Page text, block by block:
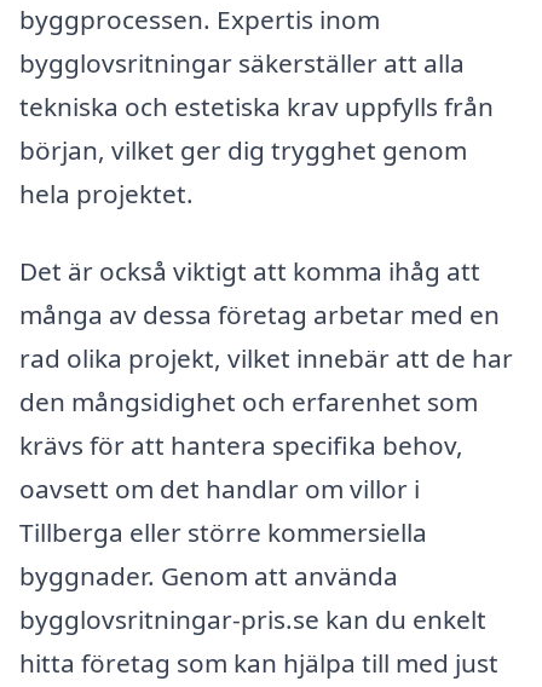
byggprocessen. Expertis inom
bygglovsritningar säkerställer att alla
tekniska och estetiska krav uppfylls från
början, vilket ger dig trygghet genom
hela projektet.
Det är också viktigt att komma ihåg att
många av dessa företag arbetar med en
rad olika projekt, vilket innebär att de har
den mångsidighet och erfarenhet som
krävs för att hantera specifika behov,
oavsett om det handlar om villor i
Tillberga eller större kommersiella
byggnader. Genom att använda
bygglovsritningar-pris.se kan du enkelt
hitta företag som kan hjälpa till med just